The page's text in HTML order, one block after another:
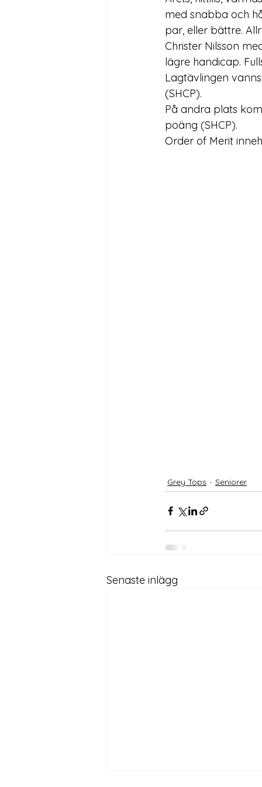
med snabba och
par, eller bättre.
Christer Nilsson
lägre handicap.
Lagtävlingen
(SHCP).
På andra plats
poäng (SHCP).
Order of Merit
Grey Tops Seniorer
Senaste inlägg